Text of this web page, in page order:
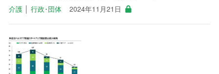
介護│ 行政･団体 2024年11月21日